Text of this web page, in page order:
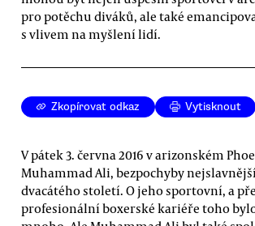
pro potěchu diváků, ale také
s vlivem na myšlení lidí.
Zkopírovat odkaz Vytisknout
V pátek 3. června 2016 v arizonském
Muhammad Ali, bezpochyby
dvacátého století. O jeho sportovní, a
profesionální boxerské kariéře toho